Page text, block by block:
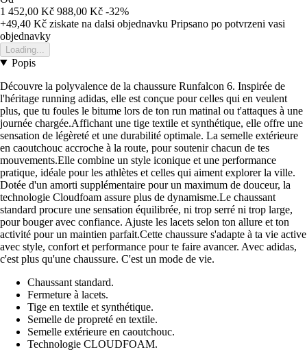
1 452,00 Kč 988,00 Kč -32%
+49,40 Kč ziskate na dalsi objednavku Pripsano po potvrzeni vasi
objednavky
Loading...
Popis
Découvre la polyvalence de la chaussure Runfalcon 6. Inspirée de
l'héritage running adidas, elle est conçue pour celles qui en veulent
plus, que tu foules le bitume lors de ton run matinal ou t'attaques à une
journée chargée.Affichant une tige textile et synthétique, elle offre une
sensation de légèreté et une durabilité optimale. La semelle extérieure
en caoutchouc accroche à la route, pour soutenir chacun de tes
mouvements.Elle combine un style iconique et une performance
pratique, idéale pour les athlètes et celles qui aiment explorer la ville.
Dotée d'un amorti supplémentaire pour un maximum de douceur, la
technologie Cloudfoam assure plus de dynamisme.Le chaussant
standard procure une sensation équilibrée, ni trop serré ni trop large,
pour bouger avec confiance. Ajuste les lacets selon ton allure et ton
activité pour un maintien parfait.Cette chaussure s'adapte à ta vie active
avec style, confort et performance pour te faire avancer. Avec adidas,
c'est plus qu'une chaussure. C'est un mode de vie.
Chaussant standard.
Fermeture à lacets.
Tige en textile et synthétique.
Semelle de propreté en textile.
Semelle extérieure en caoutchouc.
Technologie CLOUDFOAM.